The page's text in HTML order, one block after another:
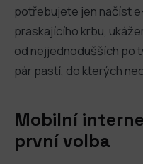
potřebujete jen načíst
praskajícího krbu,
od nejjednodušších po
pár pastí, do kterých
Mobilní
první volba